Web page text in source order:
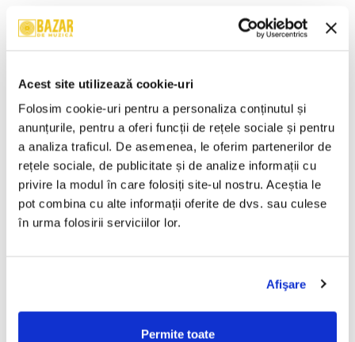
Acest site utilizează cookie-uri
Folosim cookie-uri pentru a personaliza conținutul și
anunțurile, pentru a oferi funcții de rețele sociale și pentru
a analiza traficul. De asemenea, le oferim partenerilor de
rețele sociale, de publicitate și de analize informații cu
privire la modul în care folosiți site-ul nostru. Aceștia le
pot combina cu alte informații oferite de dvs. sau culese
în urma folosirii serviciilor lor.
Afişare
Permite toate
Unknown Artist - Povești ,
(Casetă Audio)
ADAUGA IN COS
Genesis - We Can't Dance,
(CD)
R.E.M. - Monster , (CD)
29,99 Lei
ADAUGA IN COS
Irina Rimes – Origini , (Disc
Vinil)
250,00 Lei
ADAUGA IN COS
Electrecord, (Disc Vinil)
189,00 Lei